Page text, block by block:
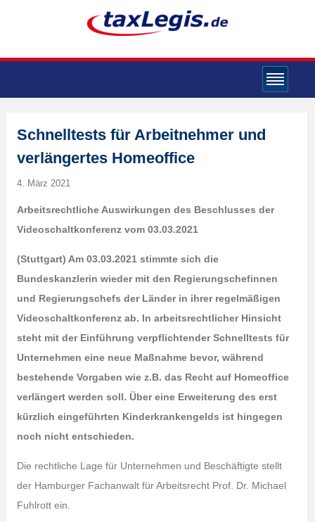
Schnelltests für Arbeitnehmer und
verlängertes Homeoffice
4. März 2021
Arbeitsrechtliche Auswirkungen des Beschlusses der
Videoschaltkonferenz vom 03.03.2021
(Stuttgart) Am 03.03.2021 stimmte sich die
Bundeskanzlerin wieder mit den Regierungschefinnen
und Regierungschefs der Länder in ihrer regelmäßigen
Videoschaltkonferenz ab. In arbeitsrechtlicher Hinsicht
steht mit der Einführung verpflichtender Schnelltests für
Unternehmen eine neue Maßnahme bevor, während
bestehende Vorgaben wie z.B. das Recht auf Homeoffice
verlängert werden soll. Über eine Erweiterung des erst
kürzlich eingeführten Kinderkrankengelds ist hingegen
noch nicht entschieden.
Die rechtliche Lage für Unternehmen und Beschäftigte stellt
der Hamburger Fachanwalt für Arbeitsrecht Prof. Dr. Michael
Fuhlrott ein.